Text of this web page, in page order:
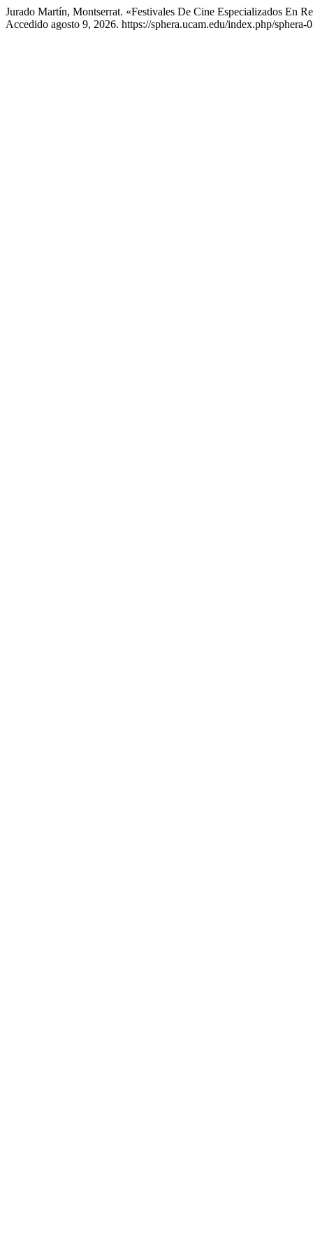
Jurado Martín, Montserrat. «Festivales De Cine Especializados En
Accedido agosto 9, 2026. https://sphera.ucam.edu/index.php/